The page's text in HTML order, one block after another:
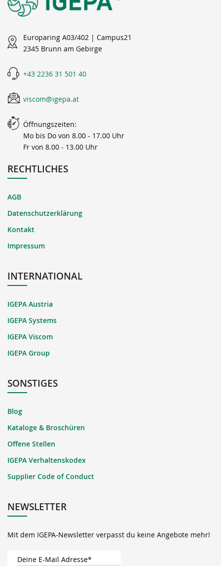
Europaring A03/402 | Campus21
2345 Brunn am Gebirge
+43 2236 31 501 40
viscom@igepa.at
Öffnungszeiten:
Mo bis Do von 8.00 - 17.00 Uhr
Fr von 8.00 - 13.00 Uhr
RECHTLICHES
AGB
Datenschutzerklärung
Kontakt
Impressum
INTERNATIONAL
IGEPA Austria
IGEPA Systems
IGEPA Viscom
IGEPA Group
SONSTIGES
Blog
Kataloge & Broschüren
Offene Stellen
IGEPA Verhaltenskodex
Supplier Code of Conduct
NEWSLETTER
Mit dem IGEPA-Newsletter verpasst du keine Angebote mehr!
Deine E-Mail Adresse*